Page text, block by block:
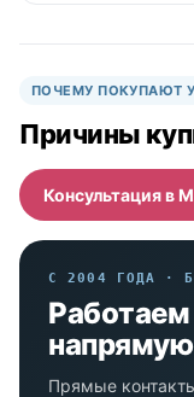
ПОЧЕМУ ПОКУПАЮТ
Причины
Консультация в
С 2004 ГОДА ·
напрямую
Прямые